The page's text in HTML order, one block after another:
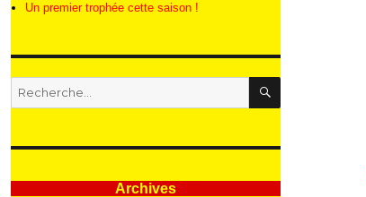
Un premier trophée cette saison !
Recherche
pour
RECHERCHE
Archives